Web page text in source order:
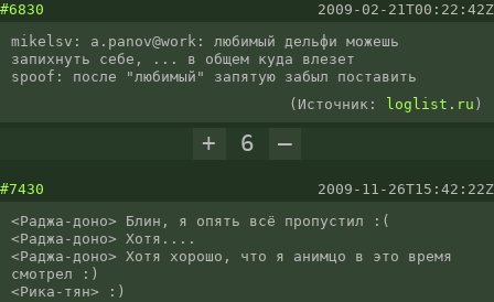
#6830
2009-02-21T00:22:42Z
mikelsv: a.panov@work: любимый дельфи можешь
запихнуть себе, ... в общем куда влезет
spoof: после "любимый" запятую забыл поставить
(Источник:
loglist.ru )
+ 6 –
#7430
2009-11-26T15:42:22Z
<Раджа-доно> Блин, я опять всё пропустил :(
<Раджа-доно> Хотя....
<Раджа-доно> Хотя хорошо, что я анимцо в это время
смотрел :)
<Рика-тян> :)